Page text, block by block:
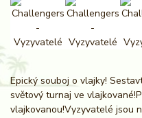
Epický souboj o vlajky!
světový turnaj ve
vlajkovanou!Vyzyvatelé jsou